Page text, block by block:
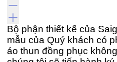
Bộ phận thiết kế của
mẫu của Quý khách có
áo thun đồng phục